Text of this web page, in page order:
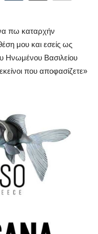
πω καταρχήν
μου και εσείς ως
Ηνωμένου Βασιλείου
που αποφασίζετε»